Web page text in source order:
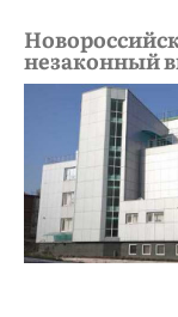
незаконный